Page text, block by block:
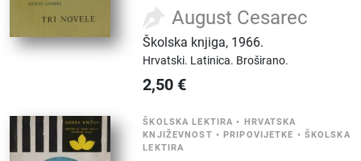
August Cesarec
Školska knjiga, 1966.
Hrvatski. Latinica. Broširano.
2,50 €
ŠKOLSKA LEKTIRA • HRVATSKA
KNJIŽEVNOST •PRIPOVIJETKE • ŠKOLSKA
LEKTIRA